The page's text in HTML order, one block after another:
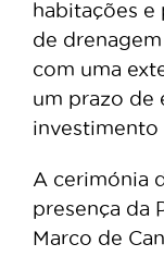
habitações e
de
com uma
um prazo de
investimento
A cerimónia
presença da
Marco de